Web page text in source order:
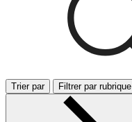
Trier par Filtrer par rubrique